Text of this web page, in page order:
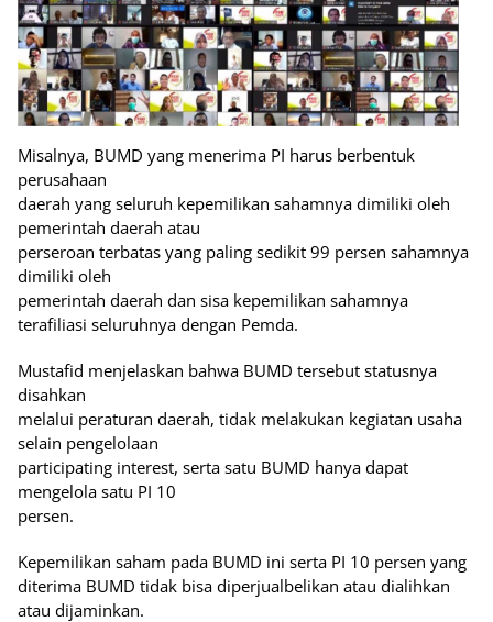
Misalnya, BUMD yang menerima PI harus berbentuk
perusahaan
daerah yang seluruh kepemilikan sahamnya dimiliki oleh
pemerintah daerah atau
perseroan terbatas yang paling sedikit 99 persen sahamnya
dimiliki oleh
pemerintah daerah dan sisa kepemilikan sahamnya
terafiliasi seluruhnya dengan Pemda.
Mustafid menjelaskan bahwa BUMD tersebut statusnya
disahkan
melalui peraturan daerah, tidak melakukan kegiatan usaha
selain pengelolaan
participating interest, serta satu BUMD hanya dapat
mengelola satu PI 10
persen.
Kepemilikan saham pada BUMD ini serta PI 10 persen yang
diterima BUMD tidak bisa diperjualbelikan atau dialihkan
atau dijaminkan.